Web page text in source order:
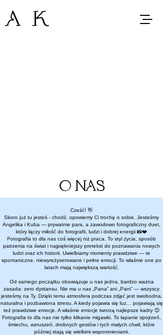
A K
O NAS
Cześć! 👋
Skoro już tu jesteś - chodź, opowiemy Ci trochę o sobie. Jesteśmy
Angelika i Kuba — prywatnie para, a zawodowo fotograficzny duet,
który łączy miłość do fotografii, ludzi i dobrej energii 📸❤️
Fotografia to dla nas coś więcej niż praca. To styl życia, sposób
patrzenia na świat i najpiękniejszy pretekst do poznawania nowych
ludzi oraz ich historii. Uwielbiamy momenty prawdziwe — te
spontaniczne, niewyreżyserowane i pełne emocji. To właśnie one po
latach mają największą wartość.
Od samego początku obowiązuje u nas jedna, bardzo ważna
zasada: zero dystansu. Nie ma u nas „Pana” ani „Pani” — wszyscy
jesteśmy na Ty. Dzięki temu atmosfera podczas zdjęć jest swobodna,
naturalna i pozbawiona stresu. A kiedy pojawia się luz… pojawiają się
też prawdziwe emocje. A właśnie emocje tworzą najlepsze kadry 😊
Fotografia to dla nas nie tylko klikanie migawki. To łapanie spojrzeń,
śmiechu, wzruszeń, drobnych gestów i tych małych chwil, które
później stają się wielkimi wspomnieniami.